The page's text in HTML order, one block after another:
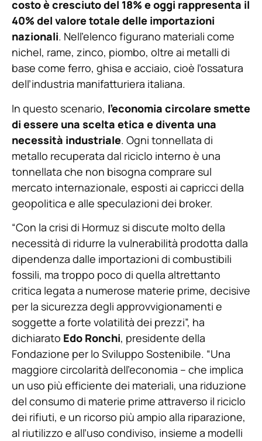
costo è cresciuto del 18% e oggi rappresenta il
40% del valore totale delle importazioni
nazionali. Nell’elenco figurano materiali come
nichel, rame, zinco, piombo, oltre ai metalli di
base come ferro, ghisa e acciaio, cioè l’ossatura
dell’industria manifatturiera italiana.
In questo scenario, l’economia circolare smette
di essere una scelta etica e diventa una
necessità industriale. Ogni tonnellata di
metallo recuperata dal riciclo interno è una
tonnellata che non bisogna comprare sul
mercato internazionale, esposti ai capricci della
geopolitica e alle speculazioni dei broker.
“Con la crisi di Hormuz si discute molto della
necessità di ridurre la vulnerabilità prodotta dalla
dipendenza dalle importazioni di combustibili
fossili, ma troppo poco di quella altrettanto
critica legata a numerose materie prime, decisive
per la sicurezza degli approvvigionamenti e
soggette a forte volatilità dei prezzi”, ha
dichiarato Edo Ronchi, presidente della
Fondazione per lo Sviluppo Sostenibile. “Una
maggiore circolarità dell’economia – che implica
un uso più efficiente dei materiali, una riduzione
del consumo di materie prime attraverso il riciclo
dei rifiuti, e un ricorso più ampio alla riparazione,
al riutilizzo e all’uso condiviso, insieme a modelli